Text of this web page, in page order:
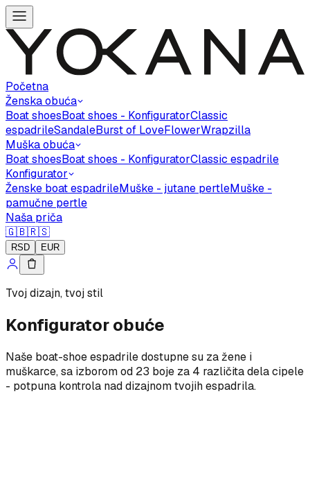
Početna
Ženska obuća
Boat shoesBoat shoes - KonfiguratorClassic
espadrileSandaleBurst of LoveFlowerWrapzilla
Muška obuća
Boat shoesBoat shoes - KonfiguratorClassic espadrile
Konfigurator
Ženske boat espadrileMuške - jutane pertleMuške -
pamučne pertle
Naša priča
🇬🇧🇷🇸
RSD EUR
Tvoj dizajn, tvoj stil
Konfigurator obuće
Naše boat-shoe espadrile dostupne su za žene i
muškarce, sa izborom od 23 boje za 4 različita dela cipele
- potpuna kontrola nad dizajnom tvojih espadrila.